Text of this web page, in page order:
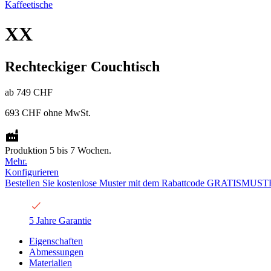
Kaffeetische
XX
Rechteckiger Couchtisch
ab 749 CHF
693 CHF ohne MwSt.
Produktion 5 bis 7 Wochen.
Mehr.
Konfigurieren
Bestellen Sie kostenlose Muster mit dem Rabattcode
5 Jahre Garantie
Eigenschaften
Abmessungen
Materialien